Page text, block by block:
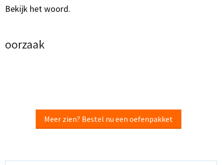
Bekijk het woord.
oorzaak
Meer zien? Bestel nu een oefenpakket